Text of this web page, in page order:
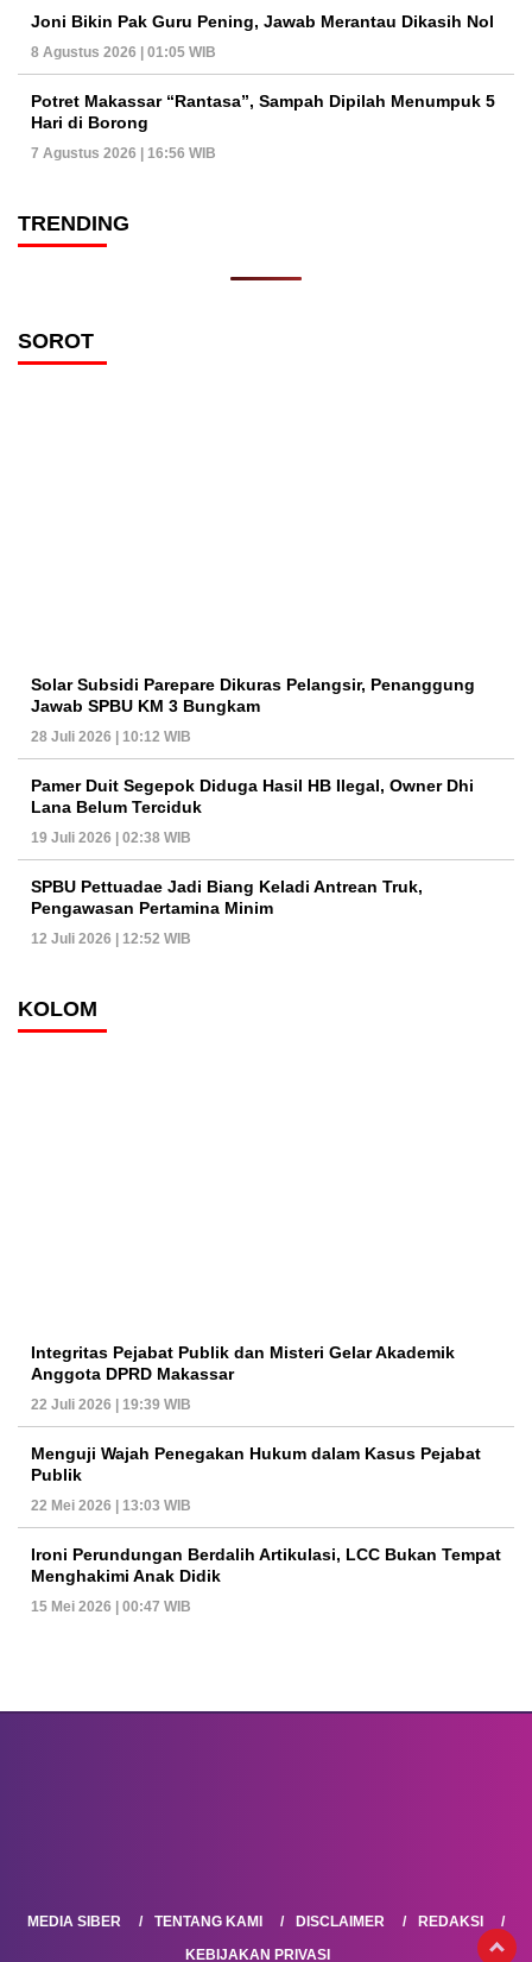
Joni Bikin Pak Guru Pening, Jawab Merantau Dikasih Nol
8 Agustus 2026 | 01:05 WIB
Potret Makassar “Rantasa”, Sampah Dipilah Menumpuk 5
Hari di Borong
7 Agustus 2026 | 16:56 WIB
TRENDING
SOROT
Solar Subsidi Parepare Dikuras Pelangsir, Penanggung
Jawab SPBU KM 3 Bungkam
28 Juli 2026 | 10:12 WIB
Pamer Duit Segepok Diduga Hasil HB Ilegal, Owner Dhi
Lana Belum Terciduk
19 Juli 2026 | 02:38 WIB
SPBU Pettuadae Jadi Biang Keladi Antrean Truk,
Pengawasan Pertamina Minim
12 Juli 2026 | 12:52 WIB
KOLOM
Integritas Pejabat Publik dan Misteri Gelar Akademik
Anggota DPRD Makassar
22 Juli 2026 | 19:39 WIB
Menguji Wajah Penegakan Hukum dalam Kasus Pejabat
Publik
22 Mei 2026 | 13:03 WIB
Ironi Perundungan Berdalih Artikulasi, LCC Bukan Tempat
Menghakimi Anak Didik
15 Mei 2026 | 00:47 WIB
MEDIA SIBER TENTANG KAMI DISCLAIMER
REDAKSI
KEBIJAKAN PRIVASI